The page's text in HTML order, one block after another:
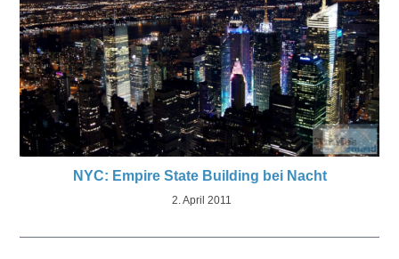
NYC: Empire State Building bei Nacht
2. April 2011